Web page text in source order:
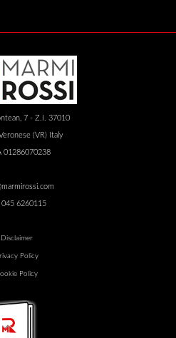
7 - Z.I. 37010
(VR) Italy
01286070238
045 6260115
Disclaimer
Policy
Policy